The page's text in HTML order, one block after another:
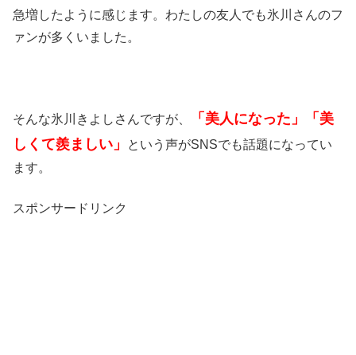
急増したように感じます。わたしの友人でも氷川さんのフ
ァンが多くいました。
そんな氷川きよしさんですが、
「美人になった」「美
しくて羨ましい」
という声がSNSでも話題になってい
ます。
スポンサードリンク